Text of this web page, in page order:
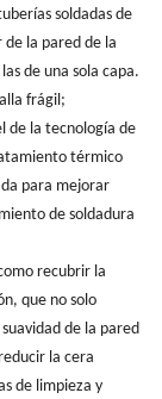
soldadas de
de la pared de la
de una sola capa.
frágil;
de la tecnología de
térmico
para mejorar
de soldadura
recubrir la
que no solo
de la pared
la cera
de limpieza y